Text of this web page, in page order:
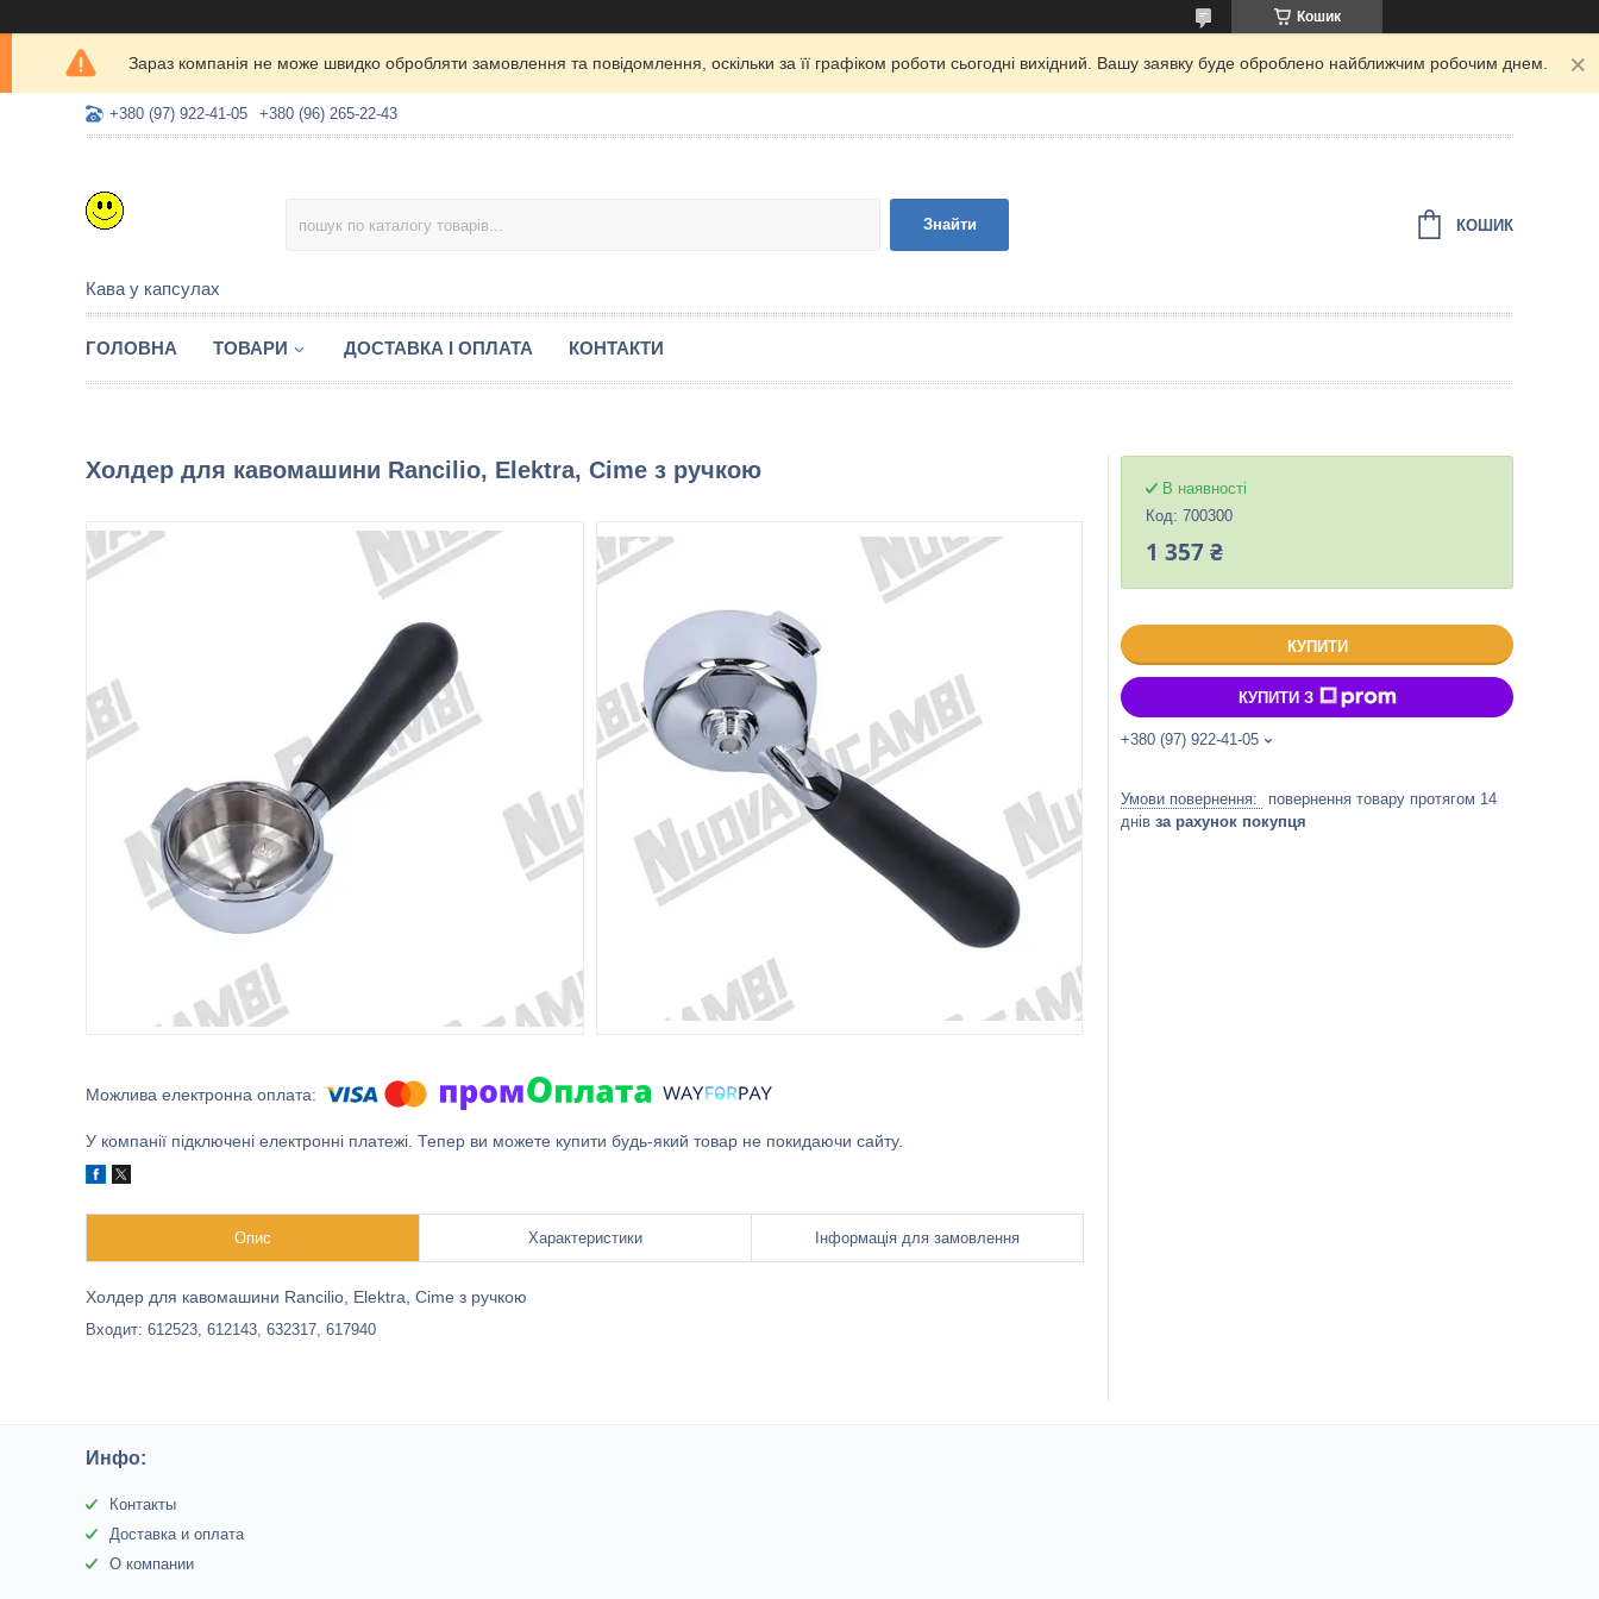
Кошик
Зараз компанія не може швидко обробляти замовлення та повідомлення, оскільки за її графіком роботи сьогодні вихідний. Вашу заявку буде оброблено найближчим робочим днем.
+380 (97) 922-41-05 +380 (96) 265-22-43
Кава у капсулах
Знайти КОШИК
ГОЛОВНА ТОВАРИ ДОСТАВКА І ОПЛАТА КОНТАКТИ
Холдер для кавомашини Rancilio, Elektra, Cime з ручкою
У компанії підключені електронні платежі. Тепер ви можете купити будь-який товар не покидаючи сайту.
Опис Характеристики Інформація для замовлення
Холдер для кавомашини Rancilio, Elektra, Cime з ручкою
Входит: 612523, 612143, 632317, 617940
В наявності
Код: 700300
1 357 ₴
КУПИТИ
КУПИТИ З
+380 (97) 922-41-05
повернення товару протягом 14
днів за рахунок покупця
Инфо:
Контакты
Доставка и оплата
О компании